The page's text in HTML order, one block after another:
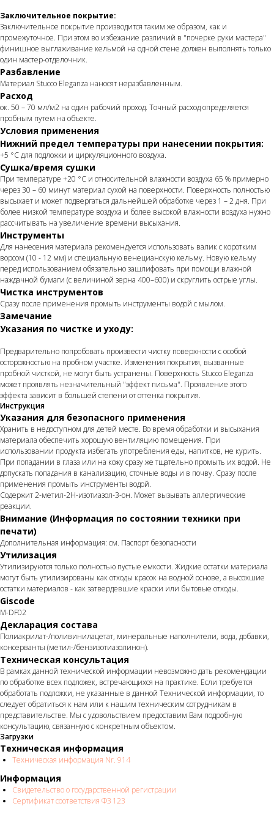
Заключительное покрытие:
Заключительное покрытие производится таким же образом, как и
промежуточное. При этом во избежание различий в "почерке руки мастера"
финишное выглаживание кельмой на одной стене должен выполнять только
один мастер-отделочник.
Разбавление
Материал Stucco Eleganza наносят неразбавленным.
Расход
ок. 50 – 70 мл/м2 на один рабочий проход. Точный расход определяется
пробным путем на объекте.
Условия применения
Нижний предел температуры при нанесении покрытия:
+5 °C для подложки и циркуляционного воздуха.
Сушка/время сушки
При температуре +20 °C и относительной влажности воздуха 65 % примерно
через 30 – 60 минут материал сухой на поверхности. Поверхность полностью
высыхает и может подвергаться дальнейшей обработке через 1 – 2 дня. При
более низкой температуре воздуха и более высокой влажности воздуха нужно
рассчитывать на увеличение времени высыхания.
Инструменты
Для нанесения материала рекомендуется использовать валик с коротким
ворсом (10 - 12 мм) и специальную венецианскую кельму. Новую кельму
перед использованием обязательно зашлифовать при помощи влажной
наждачной бумаги (с величиной зерна 400–600) и скруглить острые углы.
Чистка инструментов
Сразу после применения промыть инструменты водой с мылом.
Замечание
Указания по чистке и уходу:
Предварительно попробовать произвести чистку поверхности с особой
осторожностью на пробном участке. Изменения покрытия, вызванные
пробной чисткой, не могут быть устранены. Поверхность Stucco Eleganza
может проявлять незначительный "эффект письма". Проявление этого
эффекта зависит в большей степени от оттенка покрытия.
Инструкция
Указания для безопасного применения
Хранить в недоступном для детей месте. Во время обработки и высыхания
материала обеспечить хорошую вентиляцию помещения. При
использовании продукта избегать употребления еды, напитков, не курить.
При попадании в глаза или на кожу сразу же тщательно промыть их водой. Не
допускать попадания в канализацию, сточные воды и в почву. Сразу после
применения промыть инструменты водой.
Содержит 2-метил-2Н-изотиазол-3-он. Может вызывать аллергические
реакции.
Внимание (Информация по состоянии техники при
печати)
Дополнительная информация: см. Паспорт безопасности
Утилизация
Утилизируются только полностью пустые емкости. Жидкие остатки материала
могут быть утилизированы как отходы красок на водной основе, а высохшие
остатки материалов - как затвердевшие краски или бытовые отходы.
Giscode
M-DF02
Декларация состава
Полиакрилат-/поливинилацетат, минеральные наполнители, вода, добавки,
консерванты (метил-/бензизотиазолинон).
Техническая консультация
В рамках данной технической информации невозможно дать рекомендации
по обработке всех подложек, встречающихся на практике. Если требуется
обработать подложки, не указанные в данной Технической информации, то
следует обратиться к нам или к нашим техническим сотрудникам в
представительстве. Мы с удовольствием предоставим Вам подробную
консультацию, связанную с конкретным объектом.
Загрузки
Техническая информация
Техническая информация Nr. 914
Информация
Свидетельство о государственной регистрации
Сертификат соответствия ФЗ 123